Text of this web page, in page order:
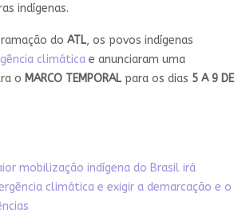
indígenas.
do ATL, os povos indígenas
climáticae anunciaram uma
o MARCO TEMPORALpara os dias 5 A 9 DE
mobilização indígena do Brasil irá
climática e exigir a demarcação e o